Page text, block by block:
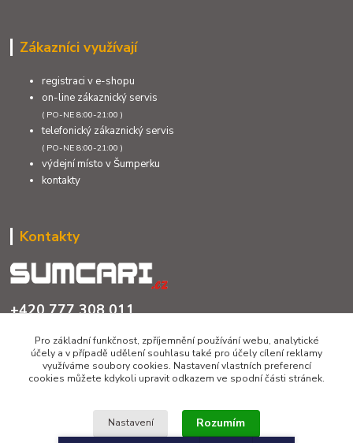
Zákazníci využívají
registraci v e-shopu
on-line zákaznický servis
( PO-NE 8:00-21:00 )
telefonický zákaznický servis
( PO-NE 8:00-21:00 )
výdejní místo v Šumperku
kontakty
Kontakty
+420 777 308 011
info@sumcari.cz
Pro základní funkčnost, zpříjemnění používání webu, analytické
účely a v případě udělení souhlasu také pro účely cílení reklamy
využíváme soubory cookies. Nastavení vlastních preferencí
cookies můžete kdykoli upravit odkazem ve spodní části stránek.
Nastavení Rozumím